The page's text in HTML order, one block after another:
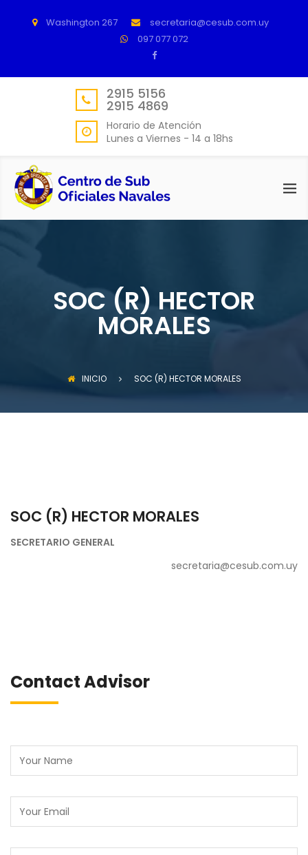
Washington 267
secretaria@cesub.com.uy
097 077 072
2915 5156
2915 4869
Horario de Atención
Lunes a Viernes - 14 a 18hs
SOC (R) HECTOR
MORALES
INICIO SOC (R) HECTOR MORALES
SOC (R) HECTOR MORALES
SECRETARIO GENERAL
secretaria@cesub.com.uy
Contact Advisor